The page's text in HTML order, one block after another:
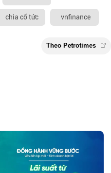
chia cổ tức vnfinance